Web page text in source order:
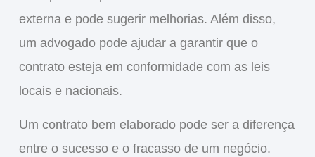
externa e pode sugerir melhorias. Além disso,
um advogado pode ajudar a garantir que o
contrato esteja em conformidade com as leis
locais e nacionais.
Um contrato bem elaborado pode ser a diferença
entre o sucesso e o fracasso de um negócio.